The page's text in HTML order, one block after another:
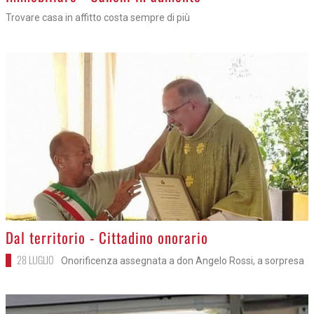
Trovare casa in affitto costa sempre di più
>
Dal territorio - Cittadino onorario
28 LUGLIO Onorificenza assegnata a don Angelo Rossi, a sorpresa